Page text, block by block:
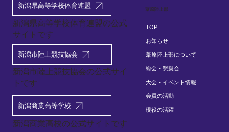
2026.5.2 葦原陸上部 現役生×OBOG交流イ
ベント
葦原陸上部
TOP
お知らせ
葦原陸上部について
総会・懇親会
大会・イベント情報
会員の活動
現役の活躍
新潟県高等学校体育連盟
新潟県高等学校体育連盟の公式
サイトです
新潟市陸上競技協会
​新潟市陸上競技協会の公式サイ
トです
新潟商業高等学校
新潟商業高校の公式サイトです